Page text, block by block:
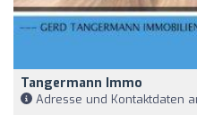
Tangermann Immo
Adresse und Kontaktdaten